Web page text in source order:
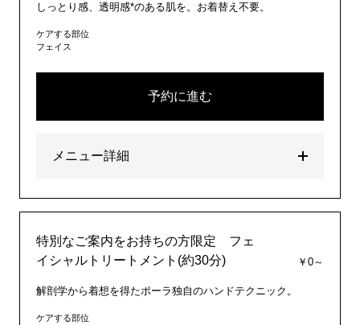
しっとり感、透明感*のある肌を。お着替え不要。
ケアする部位
フェイス
予約に進む
メニュー詳細
特別なご案内をお持ちの方限定 フェ
イシャルトリートメント(約30分)
￥0～
解剖学から着想を得たポーラ独自のハンドテクニック。
ケアする部位